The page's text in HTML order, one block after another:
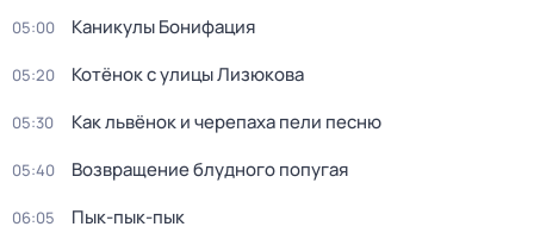
05:00 Каникулы Бонифация
05:20 Котёнок с улицы Лизюкова
05:30 Как львёнок и черепаха пели песню
05:40 Возвращение блудного попугая
06:05 Пык-пык-пык